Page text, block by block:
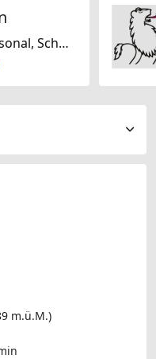
International, Saisonal, Schweizerisch, Europäisch, Mitteleuropäisch
m.ü.M.)